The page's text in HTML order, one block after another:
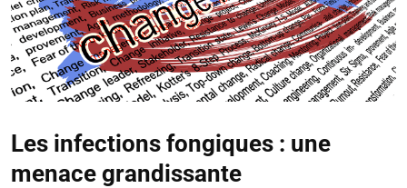
Les infections fongiques : une
menace grandissante